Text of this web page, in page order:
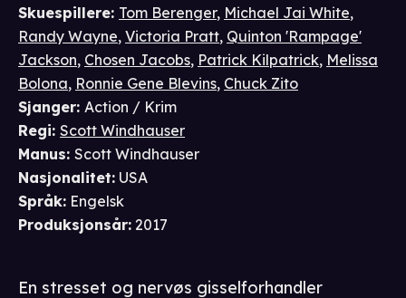
Skuespillere: Tom Berenger, Michael Jai White,
Randy Wayne, Victoria Pratt, Quinton 'Rampage'
Jackson, Chosen Jacobs, Patrick Kilpatrick, Melissa
Bolona, Ronnie Gene Blevins, Chuck Zito
Sjanger: Action / Krim
Regi: Scott Windhauser
Manus: Scott Windhauser
Nasjonalitet: USA
Språk: Engelsk
Produksjonsår: 2017
En stresset og nervøs gisselforhandler